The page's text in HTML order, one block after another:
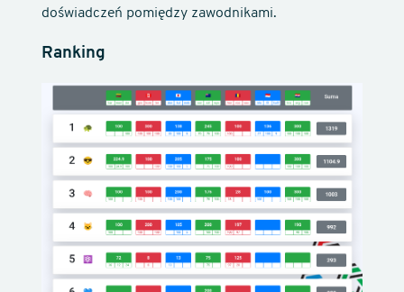
doświadczeń pomiędzy zawodnikami.
Ranking